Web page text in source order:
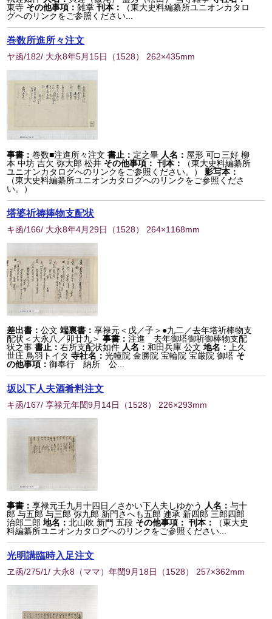
東寺 その他事項：雑掌刊本：
（東大史料編纂所ユニオンカタロ
グへのリンクをご参照ください...
巻数所進所々注文
ヤ函/182/ 大永8年5月15日 （1528） 262×435mm
事書：巻数■注進所々注文書止： 定之畢 人名： 屋形 可□ 三好 柳
本 中坊 吉欠 弥大郎 松井 その他事項： 刊本：
（東大史料編纂所
ユニオンカタログへのリンクをご参照ください。）
影写本：
（東大史料編纂所ユニオンカタログへのリンクをご参照くださ
い。）
塔婆祈祷捧物支配状
キ函/166/ 大永8年4月29日 （1528） 264×1168mm
差出書：公文 端裏書：享禄元＜戊／子＞●九二／去年塔祈棒物支
配状＜大永八／卯廿九＞ 事書：注進 去年御塔御祈御棒物支配
状之事書止：右所支配状如件 人名：和田兵庫 公文 地名：
上久
世庄 鳥羽トイタ 寺社名：光幢院 金勝院 宝輪院 宝厳院 御塔 そ
の他事項：御奉行 納所 公...
坂以下人夫酒肴料注文
キ函/167/ 享禄元年閏9月14日 （1528） 226×293mm
事書：享禄元壬九月十四日／さかい下人夫しゆかう 人名：与十
郎 与五郎 与三郎 弥九郎 新門さへも五郎 連承 新四郎 三郎四郎
治郎二郎 地名：北山吹 新門 五段 その他事項： 刊本：
（東大史
料編纂所ユニオンカタログへのリンクをご参照ください...
光明講臨時入足注文
ヱ函/275/1/ 大永8（ママ）年閏9月18日 （1528） 257×362mm